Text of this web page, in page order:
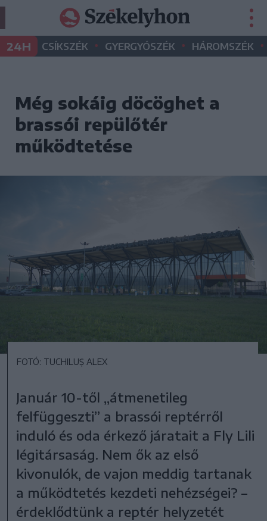
24H CSÍKSZÉK • GYERGYÓSZÉK • HÁROMSZÉK •
Még sokáig döcöghet a
brassói repülőtér
működtetése
FOTÓ: TUCHILUȘ ALEX
Január 10-től „átmenetileg
felfüggeszti” a brassói reptérről
induló és oda érkező járatait a Fly Lili
légitársaság. Nem ők az első
kivonulók, de vajon meddig tartanak
a működtetés kezdeti nehézségei? –
érdeklődtünk a reptér helyzetét